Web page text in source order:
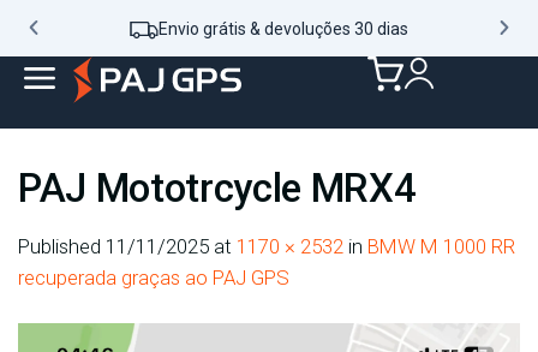
Envio grátis & devoluções 30 dias
PAJ Mototrcycle MRX4
Published 11/11/2025 at 1170 × 2532 in BMW M 1000 RR
recuperada graças ao PAJ GPS